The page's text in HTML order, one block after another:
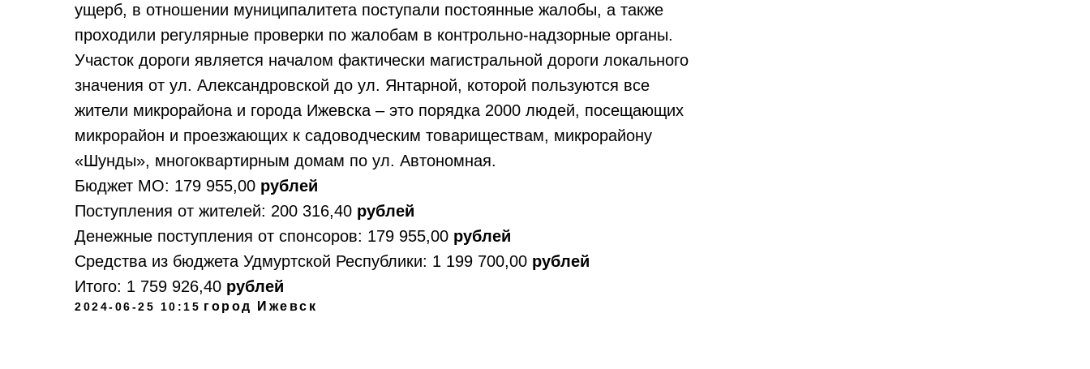
ущерб, в отношении муниципалитета поступали постоянные жалобы, а также
проходили регулярные проверки по жалобам в контрольно-надзорные органы.
Участок дороги является началом фактически магистральной дороги локального
значения от ул. Александровской до ул. Янтарной, которой пользуются все
жители микрорайона и города Ижевска – это порядка 2000 людей, посещающих
микрорайон и проезжающих к садоводческим товариществам, микрорайону
«Шунды», многоквартирным домам по ул. Автономная.
Бюджет МО: 179 955,00 рублей
Поступления от жителей: 200 316,40 рублей
Денежные поступления от спонсоров: 179 955,00 рублей
Средства из бюджета Удмуртской Республики: 1 199 700,00 рублей
Итого: 1 759 926,40 рублей
2024-06-25 10:15 город Ижевск